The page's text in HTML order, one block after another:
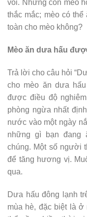
voi. Những con mèo
thắc mắc; mèo có
toàn cho mèo không?
Mèo ăn dưa hấu
Trả lời cho câu hỏi
cho mèo ăn dưa
được điều độ
phòng ngừa nhất
nước vào một ngày
những gì bạn đang
chúng. Một số người
để tăng hương vị.
qua.
Dưa hấu đông lạnh
mùa hè, đặc biệt là ở